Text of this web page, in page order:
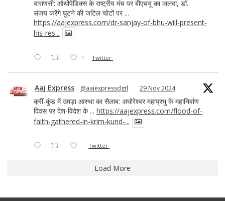
वाराणसी: ऑर्थोपेडिक्स के राष्ट्रीय मंच पर बीएचयू का जलवा, डॉ.
संजय करेंगे घुटने की जटिल चोटों पर ...
https://aajexpress.com/dr-sanjay-of-bhu-will-present-
his-res...
1 Twitter
Aaj Express @aajexpressdgtl · 29 Nov 2024
क्रीं-कुंड में उमड़ा आस्था का सैलाब: अघोरेश्वर महाप्रभु के महानिर्वाण
दिवस पर देश-विदेश के ... https://aajexpress.com/flood-of-
faith-gathered-in-krim-kund-...
Twitter
Load More